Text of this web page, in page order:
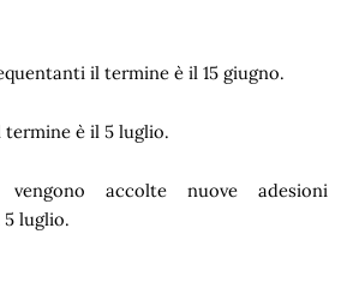
il termine è il 15 giugno.
è il 5 luglio.
accolte nuove adesioni
5 luglio.